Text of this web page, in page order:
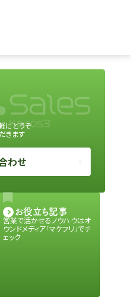
にどうぞ
きます
わせ
お役立ち記事
営業で活かせるノウハウはオ
ウンドメディア「マケフリ」でチ
ェック